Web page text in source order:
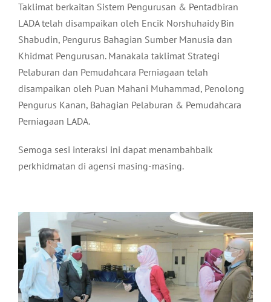
Taklimat berkaitan Sistem Pengurusan & Pentadbiran
LADA telah disampaikan oleh Encik Norshuhaidy Bin
Shabudin, Pengurus Bahagian Sumber Manusia dan
Khidmat Pengurusan. Manakala taklimat Strategi
Pelaburan dan Pemudahcara Perniagaan telah
disampaikan oleh Puan Mahani Muhammad, Penolong
Pengurus Kanan, Bahagian Pelaburan & Pemudahcara
Perniagaan LADA.
Semoga sesi interaksi ini dapat menambahbaik
perkhidmatan di agensi masing-masing.